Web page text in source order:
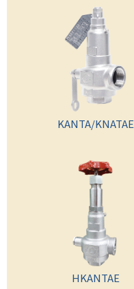
KANTA/KNATAE
HKANTAE